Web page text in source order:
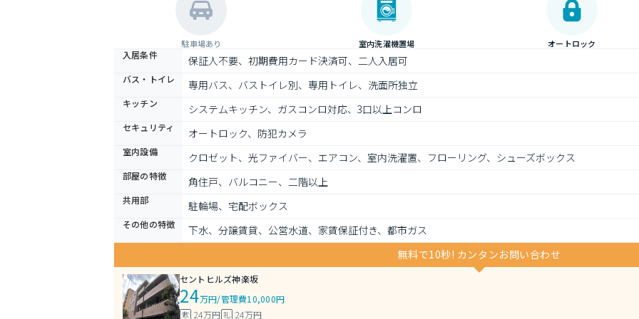
駐車場あり 室内洗濯機置場 オートロック
入居条件 保証人不要、初期費用カード決済可、二人入居可
バス・トイレ 専用バス、バストイレ別、専用トイレ、洗面所独立
キッチン システムキッチン、ガスコンロ対応、3口以上コンロ
セキュリティ オートロック、防犯カメラ
室内設備 クロゼット、光ファイバー、エアコン、室内洗濯置、フローリング、シューズボックス
部屋の特徴 角住戸、バルコニー、二階以上
共用部 駐輪場、宅配ボックス
その他の特徴
下水、分譲賃貸、公営水道、家賃保証付き、都市ガス
無料で10秒! カンタンお問い合わせ
セントヒルズ神楽坂
24万円/管理費10,000円
敷 24万円 礼 24万円